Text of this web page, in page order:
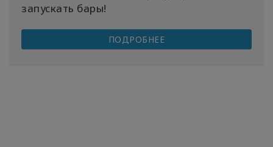
запускать бары!
ПОДРОБНЕЕ